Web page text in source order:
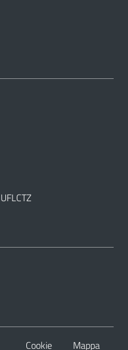
Cookie Mappa